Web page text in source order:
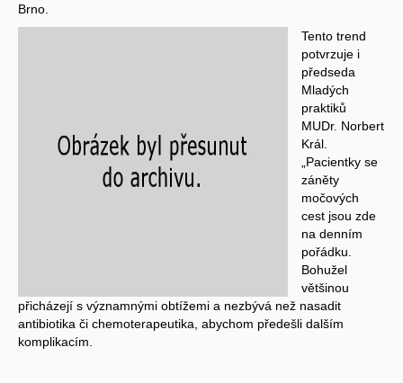
Brno.
Tento trend
potvrzuje i
předseda
Mladých
praktiků
MUDr. Norbert
Král.
„Pacientky se
záněty
močových
cest jsou zde
na denním
pořádku.
Bohužel
většinou
přicházejí s významnými obtížemi a nezbývá než nasadit
antibiotika či chemoterapeutika, abychom předešli dalším
komplikacím.